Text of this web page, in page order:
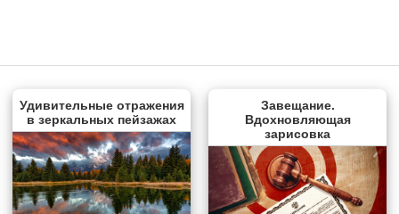
Удивительные отражения
в зеркальных пейзажах
Завещание.
Вдохновляющая
зарисовка